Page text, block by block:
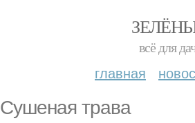
всё для
главная
Сушеная трава